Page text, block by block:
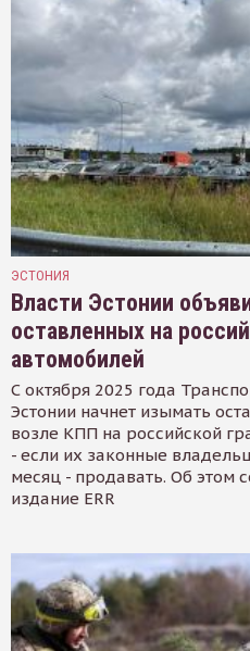
ЭСТОНИЯ
Власти Эстонии
оставленных на
автомобилей
С октября 2025 года
Эстонии начнет изымать
возле КПП на российской
- если их законные
месяц - продавать. Об этом
издание ERR